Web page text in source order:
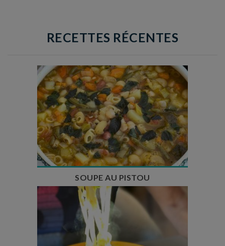
RECETTES RÉCENTES
Temps de préparation : 35 min
Temps de cuisson : 1h15
Nombre de couverts : 8
SOUPE AU PISTOU
Temps de préparation : 40 min